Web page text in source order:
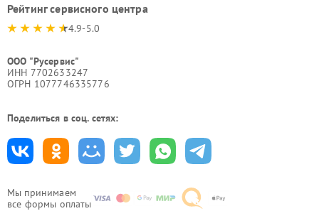
Мы принимаем
все формы оплаты
Рейтинг сервисного центра
4.9-5.0
ООО "Русервис"
ИНН 7702633247
ОГРН 1077746335776
Поделиться в соц. сетях: